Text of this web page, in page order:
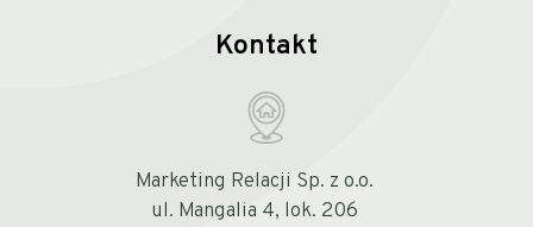
Kontakt
Marketing Relacji Sp. z o.o.
ul. Mangalia 4, lok. 206